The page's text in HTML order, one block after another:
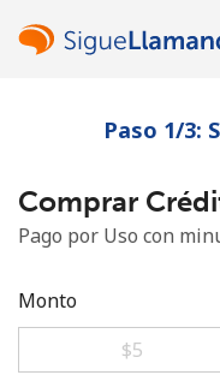
¿Ya tienes
Paso 1/3:
Comprar
Pago por Uso con
Monto
⁦$5⁩